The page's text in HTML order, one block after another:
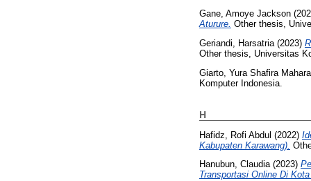
Gane, Amoye Jackson
Aturure. Other thesis,
Geriandi, Harsatria (2023)
Other thesis, Universitas
Giarto, Yura Shafira
Komputer Indonesia.
H
Hafidz, Rofi Abdul (2022)
Kabupaten Karawang).
Hanubun, Claudia(2023)
Transportasi Online Di